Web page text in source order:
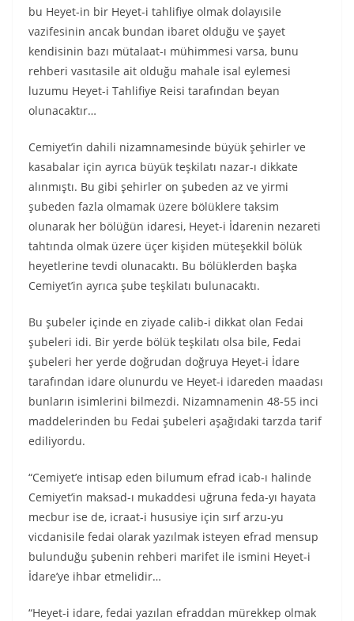
bu Heyet-in bir Heyet-i tahlifiye olmak dolayısile
vazifesinin ancak bundan ibaret olduğu ve şayet
kendisinin bazı mütalaat-ı mühimmesi varsa, bunu
rehberi vasıtasile ait olduğu mahale isal eylemesi
luzumu Heyet-i Tahlifiye Reisi tarafından beyan
olunacaktır…
Cemiyet’in dahili nizamnamesinde büyük şehirler ve
kasabalar için ayrıca büyük teşkilatı nazar-ı dikkate
alınmıştı. Bu gibi şehirler on şubeden az ve yirmi
şubeden fazla olmamak üzere bölüklere taksim
olunarak her bölüğün idaresi, Heyet-i İdarenin nezareti
tahtında olmak üzere üçer kişiden müteşekkil bölük
heyetlerine tevdi olunacaktı. Bu bölüklerden başka
Cemiyet’in ayrıca şube teşkilatı bulunacaktı.
Bu şubeler içinde en ziyade calib-i dikkat olan Fedai
şubeleri idi. Bir yerde bölük teşkilatı olsa bile, Fedai
şubeleri her yerde doğrudan doğruya Heyet-i İdare
tarafından idare olunurdu ve Heyet-i idareden maadası
bunların isimlerini bilmezdi. Nizamnamenin 48-55 inci
maddelerinden bu Fedai şubeleri aşağıdaki tarzda tarif
ediliyordu.
“Cemiyet’e intisap eden bilumum efrad icab-ı halinde
Cemiyet’in maksad-ı mukaddesi uğruna feda-yı hayata
mecbur ise de, icraat-i hususiye için sırf arzu-yu
vicdanisile fedai olarak yazılmak isteyen efrad mensup
bulunduğu şubenin rehberi marifet ile ismini Heyet-i
İdare’ye ihbar etmelidir…
“Heyet-i idare, fedai yazılan efraddan mürekkep olmak